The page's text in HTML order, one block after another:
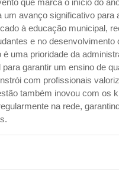
que marca o início do
um avanço significativo
à educação municipal,
e no desenvolvimento
é uma prioridade da
garantir um ensino de
com profissionais
também inovou com os
na rede,